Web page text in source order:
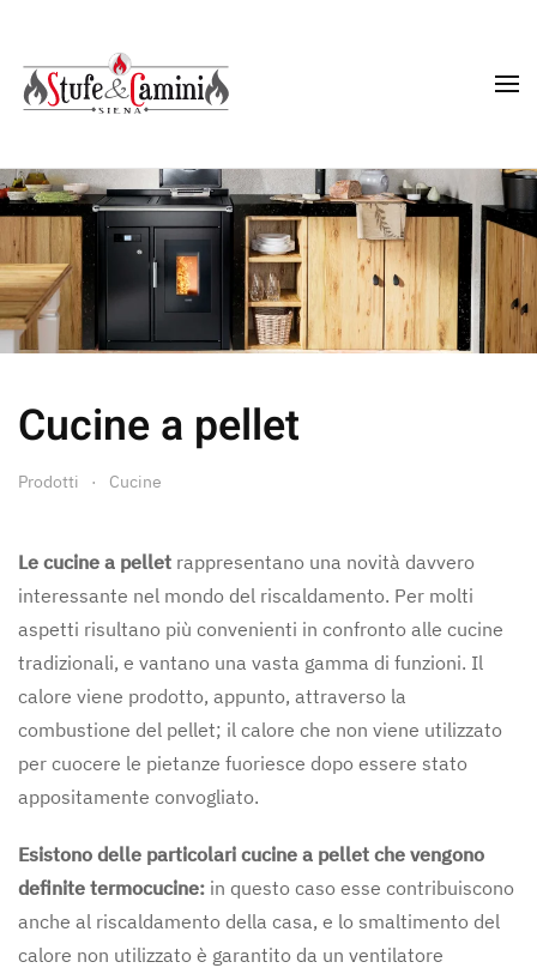
Skip
to
Cucine a pellet
Prodotti Cucine
Le cucine a pellet rappresentano una novità davvero
interessante nel mondo del riscaldamento. Per molti
aspetti risultano più convenienti in confronto alle cucine
tradizionali, e vantano una vasta gamma di funzioni. Il
calore viene prodotto, appunto, attraverso la
combustione del pellet; il calore che non viene utilizzato
per cuocere le pietanze fuoriesce dopo essere stato
appositamente convogliato.
Esistono delle particolari cucine a pellet che vengono
definite termocucine: in questo caso esse contribuiscono
anche al riscaldamento della casa, e lo smaltimento del
calore non utilizzato è garantito da un ventilatore